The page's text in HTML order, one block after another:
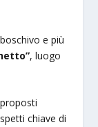
e più
, luogo
chiave di